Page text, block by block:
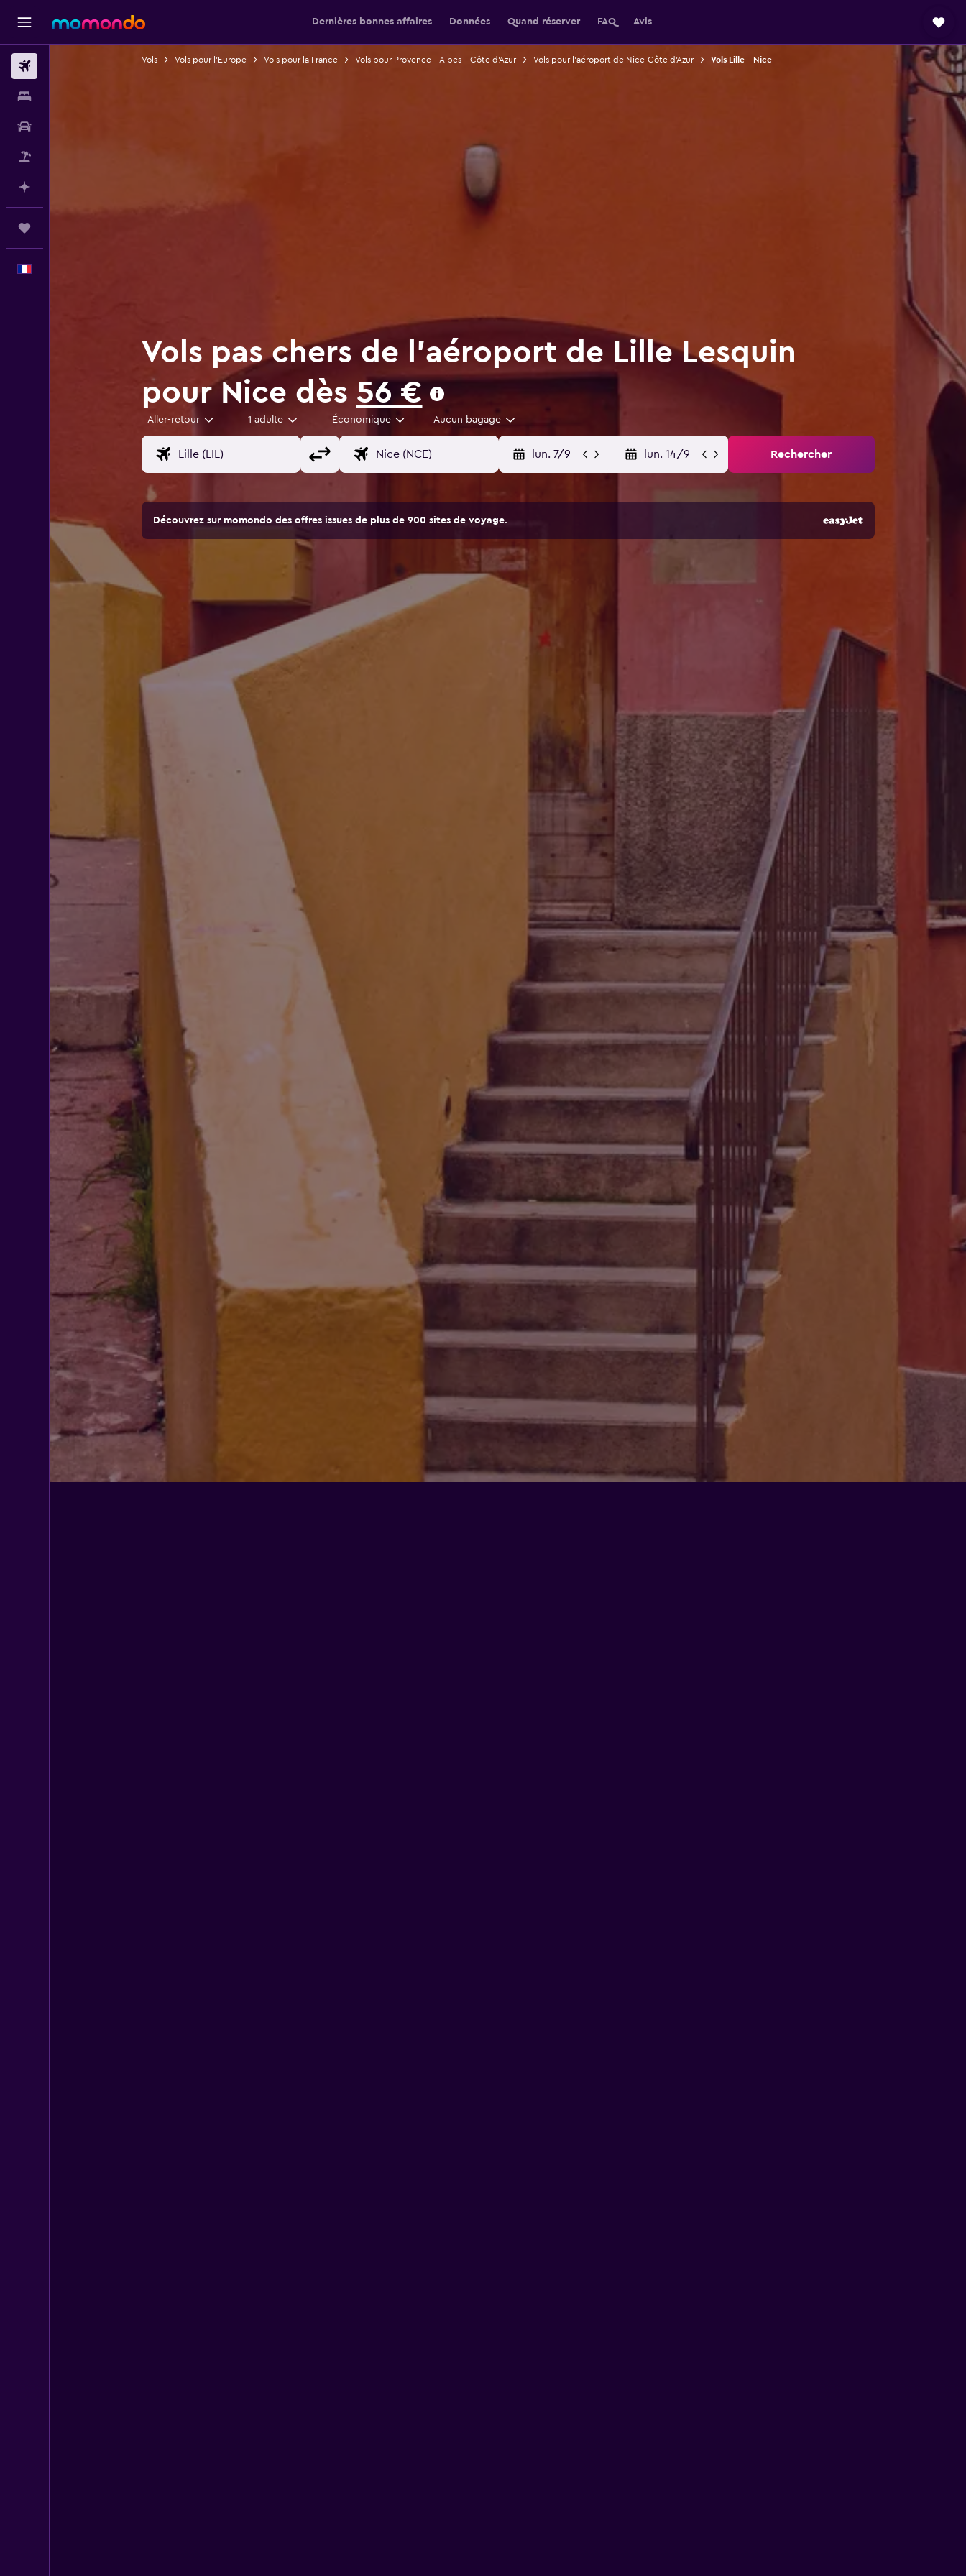
Dernières bonnes affaires Données Quand réserver FAQ Avis
Vols Vols pour l'Europe Vols pour la France Vols pour Provence - Alpes - Côte d'Azur Vols pour l'aéroport de Nice-Côte d'Azur Vols Lille - Nice
Vols pas chers de l'aéroport de Lille Lesquin
pour Nice dès 56 €
Aller-retour 1 adulte Économique Aucun bagage
lun. 7/9 lun. 14/9 Rechercher
Découvrez sur momondo des offres issues de plus de 900 sites de voyage.